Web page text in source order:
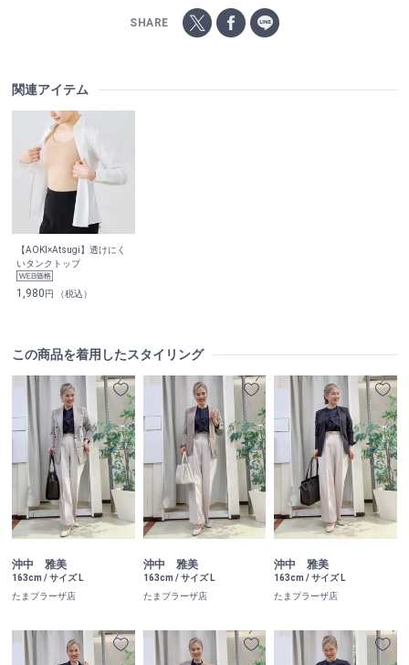
SHARE
関連アイテム
【AOKI×Atsugi】透けにく
いタンクトップ
1,980円 （税込）
この商品を着用したスタイリング
沖中 雅美
163cm / サイズ L
たまプラーザ店
沖中 雅美
163cm / サイズ L
たまプラーザ店
沖中 雅美
163cm / サイズ L
たまプラーザ店